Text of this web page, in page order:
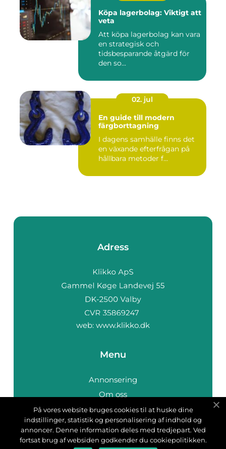
Köpa lagerbolag: Viktigt att
veta
Att köpa lagerbolag kan vara
en strategisk och
tidsbesparande åtgärd för
den so...
02. jul
En guide till modern
färgborttagning
I dagens samhälle finns det
en växande efterfrågan på
hållbara metoder f...
Adress
web: www.klikko.dk
Menu
Annonsering
Om oss
Cookies
Kontakta oss
Sitemap
På vores website bruges cookies til at huske dine
indstillinger, statistik og personalisering af indhold og
annoncer. Denne information deles med tredjepart. Ved
fortsat brug af websiden godkender du cookiepolitikken.